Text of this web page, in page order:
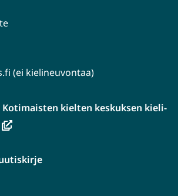
(ei kielineuvontaa)
kielten keskuksen kieli-